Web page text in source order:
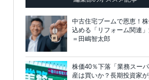
中古住宅ブームで恩恵！
込める「リフォーム関連
＝田嶋智太郎
株価40％下落「業務スー
産は買いか？長期投資家